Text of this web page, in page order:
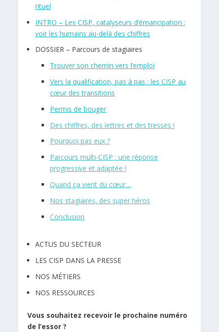
rituel
INTRO – Les CISP, catalyseurs d’émancipation :
voir les humains au-delà des chiffres
DOSSIER – Parcours de stagiaires
Trouver son chemin vers l’emploi
Vers la qualification, pas à pas : les CISP au
cœur des transitions
Permis de bouger
Des chiffres, des lettres et des tresses !
Pourquoi pas eux ?
Parcours multi-CISP : une réponse
progressive et adaptée !
Quand ça vient du cœur…
Nos stagiaires, des super héros
Conclusion
ACTUS DU SECTEUR
LES CISP DANS LA PRESSE
NOS MÉTIERS
NOS RESSOURCES
Vous souhaitez recevoir le prochaine numéro
de l’essor ?